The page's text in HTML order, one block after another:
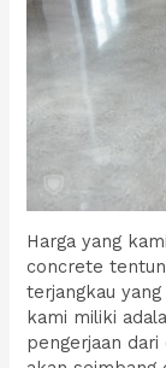
Harga yang
concrete
terjangkau
kami miliki
pengerjaan